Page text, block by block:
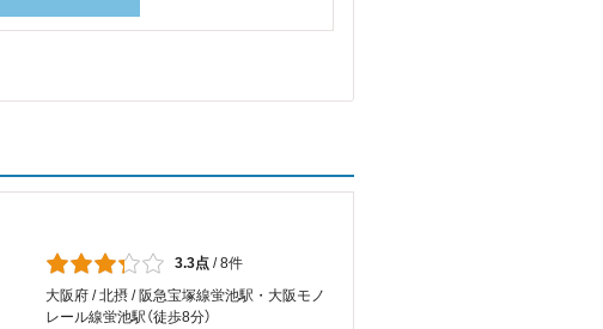
3.3点 /8件
大阪府 / 北摂 / 阪急宝塚線蛍池駅・大阪モノ
レール線蛍池駅（徒歩8分）